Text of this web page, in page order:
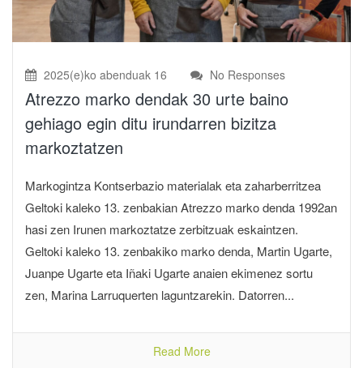
2025(e)ko abenduak 16 No Responses
Atrezzo marko dendak 30 urte baino
gehiago egin ditu irundarren bizitza
markoztatzen
Markogintza Kontserbazio materialak eta zaharberritzea
Geltoki kaleko 13. zenbakian Atrezzo marko denda 1992an
hasi zen Irunen markoztatze zerbitzuak eskaintzen.
Geltoki kaleko 13. zenbakiko marko denda, Martin Ugarte,
Juanpe Ugarte eta Iñaki Ugarte anaien ekimenez sortu
zen, Marina Larruquerten laguntzarekin. Datorren...
Read More